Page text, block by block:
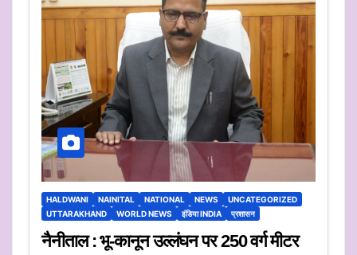
HALDWANI NAINITAL NATIONAL NEWS
UNCATEGORIZED
UTTARAKHAND
WORLD NEWS इंडिया INDIA प्रशासन
नैनीताल : भू-कानून उल्लंघन पर 250 वर्ग मीटर